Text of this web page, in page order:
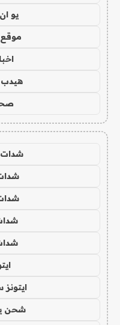
يو
موقع
اخبار 24
هيدب
شحن